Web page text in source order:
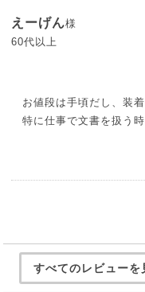
えーげん様
60代以上
お値段は手頃だし、装
特に仕事で文書を扱う
すべてのレビューを